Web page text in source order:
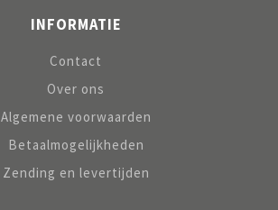
INFORMATIE
Contact
Over ons
Algemene voorwaarden
Betaalmogelijkheden
Zending en levertijden